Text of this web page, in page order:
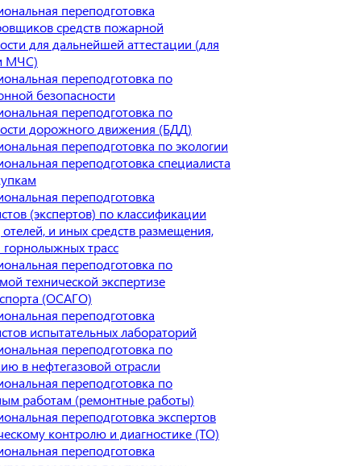
переподготовка
средств пожарной
для дальнейшей аттестации (для
МЧС)
переподготовка по
безопасности
переподготовка по
дорожного движения (БДД)
переподготовка по экологии
переподготовка специалиста
переподготовка
(экспертов) по классификации
отелей, и иных средств размещения,
трасс
переподготовка по
технической экспертизе
(ОСАГО)
переподготовка
испытательных лабораторий
переподготовка по
в нефтегазовой отрасли
переподготовка по
работам (ремонтные работы)
переподготовка экспертов
контролю и диагностике (ТО)
переподготовка